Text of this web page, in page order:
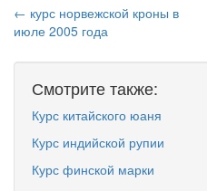
← курс норвежской кроны в
июле 2005 года
Смотрите также:
Курс китайского юаня
Курс индийской рупии
Курс финской марки